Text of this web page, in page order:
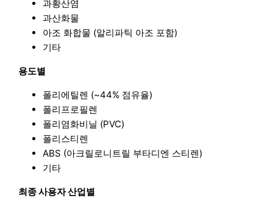
과황산염
과산화물
아조 화합물 (알리파틱 아조 포함)
기타
용도별
폴리에틸렌 (~44% 점유율)
폴리프로필렌
폴리염화비닐 (PVC)
폴리스티렌
ABS (아크릴로니트릴 부타디엔 스티렌)
기타
최종 사용자 산업별